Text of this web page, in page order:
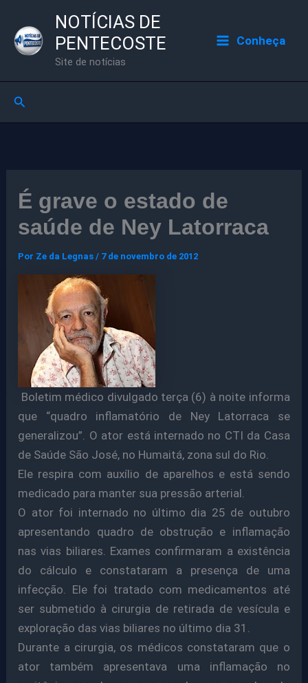
para
NOTÍCIAS DE
PENTECOSTE
Site de notícias
Conheça
Pesquisar
É grave o estado de
saúde de Ney Latorraca
Por Ze da Legnas/ 7 de novembro de 2012
Boletim médico divulgado terça (6) à noite informa
que “quadro inflamatório de Ney Latorraca se
generalizou”. O ator está internado no CTI da Casa
de Saúde São José, no Humaitá, zona sul do Rio.
Ele respira com auxílio de aparelhos e está sendo
medicado para manter sua pressão arterial.
O ator foi internado no último dia 25 de outubro
apresentando quadro de obstrução e inflamação
nas vias biliares. Exames confirmaram a existência
do cálculo e constataram a presença de uma
infecção. Ele foi tratado com medicamentos até
ser submetido à cirurgia de retirada de vesícula e
exploração das vias biliares no último dia 31.
Durante a cirurgia, os médicos constataram que o
ator também apresentava uma inflamação no